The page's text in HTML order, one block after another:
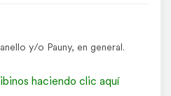
y/o Pauny, en general.
haciendo clic aquí